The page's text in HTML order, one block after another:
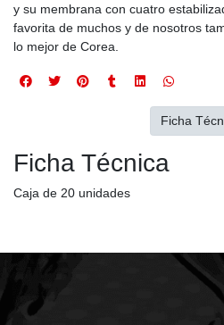
y su membrana con cuatro
favorita de muchos y de nosotros
lo mejor de Corea.
Ficha Técnica
Caja de 20 unidades
Ficha